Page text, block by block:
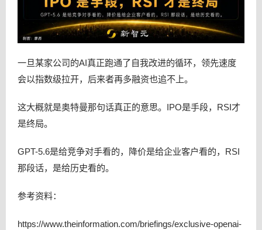
一旦某家公司的AI真正跑通了自我改进的循环，领先速度
会以指数级拉开，后来者再多融资也追不上。
这大概就是奥特曼那句话真正的意思。IPO是手段，RSI才
是终局。
GPT-5.6是给竞争对手看的，降价是给企业客户看的，RSI
那段话，是给历史看的。
参考资料：
https://www.theinformation.com/briefings/exclusive-openai-